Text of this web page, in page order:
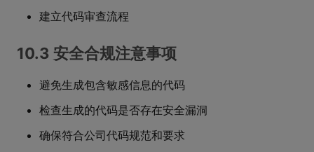
建立代码审查流程
10.3 安全合规注意事项
避免生成包含敏感信息的代码
检查生成的代码是否存在安全漏洞
确保符合公司代码规范和要求